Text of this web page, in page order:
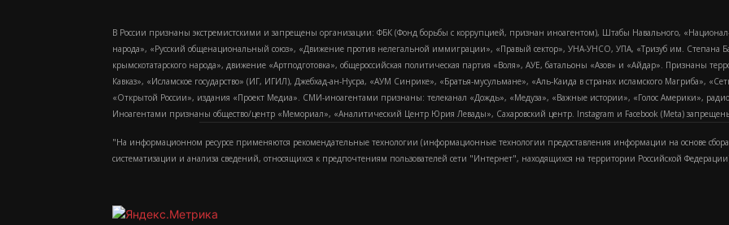
В России признаны экстремистскими и запрещены организации: ФБК (Фонд борьбы с коррупцией, признан иноагентом), Штабы Навального,
народа», «Русский общенациональный союз», «Движение против нелегальной иммиграции», «Правый сектор», УНА-УНСО, УПА, «Тризуб им.
крымскотатарского народа», движение «Артподготовка», общероссийская политическая партия «Воля», АУЕ, батальоны «Азов» и «Айдар». Признаны
Кавказ», «Исламское государство» (ИГ, ИГИЛ), Джебхад-ан-Нусра, «АУМ Синрике», «Братья-мусульмане», «Аль-Каида в странах исламского Магриба»,
«Открытой России», издания «Проект Медиа». СМИ-иноагентами признаны: телеканал «Дождь», «Медуза», «Важные истории», «Голос Америки»,
Иноагентами признаны общество/центр «Мемориал», «Аналитический Центр Юрия Левады», Сахаровский центр. Instagram и Facebook (Metа)
"На информационном ресурсе применяются рекомендательные технологии (информационные технологии предоставления информации на основе
систематизации и анализа сведений, относящихся к предпочтениям пользователей сети "Интернет", находящихся на территории Российской